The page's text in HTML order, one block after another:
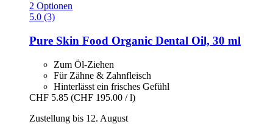
2 Optionen
5.0 (3)
Pure Skin Food Organic Dental Oil, 30 ml
Zum Öl-Ziehen
Für Zähne & Zahnfleisch
Hinterlässt ein frisches Gefühl
CHF 5.85 (CHF 195.00 / l)
Zustellung bis 12. August